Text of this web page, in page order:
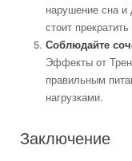
нарушение сна
стоит
Соблюдайте
Эффекты от
правильным
нагрузками.
Заключение